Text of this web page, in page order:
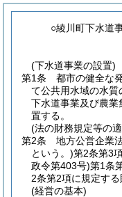
○綾川町下水道
(下水道事業の設置)
第1条
都市の健全な
て公共用水域の水
下水道事業及び農
置する。
(法の財務規定等の
第2条
地方公営企業
という。)第2条第3
政令第403号)第1条
2条第2項に規定する
(経営の基本)